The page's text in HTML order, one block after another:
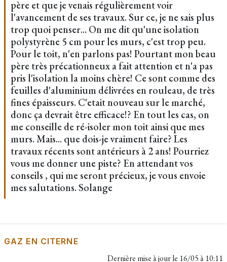
père et que je venais régulièrement voir
l'avancement de ses travaux. Sur ce, je ne sais plus
trop quoi penser... On me dit qu'une isolation
polystyrène 5 cm pour les murs, c'est trop peu.
Pour le toit, n'en parlons pas! Pourtant mon beau
père très précationneux a fait attention et n'a pas
pris l'isolation la moins chère! Ce sont comme des
feuilles d'aluminium délivrées en rouleau, de très
fines épaisseurs. C'etait nouveau sur le marché,
donc ça devrait être efficace!? En tout les cas, on
me conseille de ré-isoler mon toit ainsi que mes
murs. Mais... que dois-je vraiment faire? Les
travaux récents sont antérieurs à 2 ans! Pourriez
vous me donner une piste? En attendant vos
conseils , qui me seront précieux, je vous envoie
mes salutations. Solange
GAZ EN CITERNE
Dernière mise à jour le 16/05 à 10:11